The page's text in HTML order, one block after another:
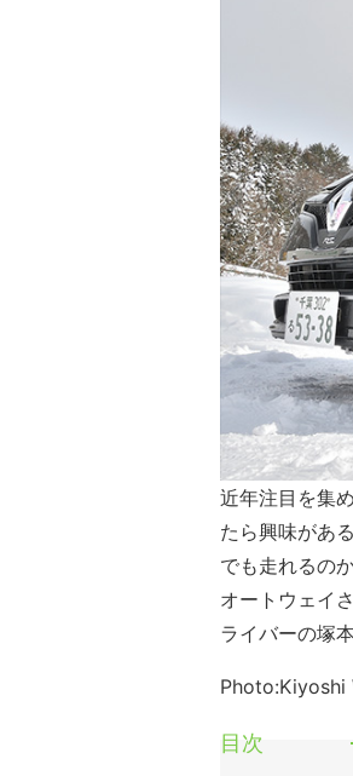
近年注目を集
たら興味があ
でも走れるの
オートウェイ
ライバーの塚
Photo:Kiyoshi
目次